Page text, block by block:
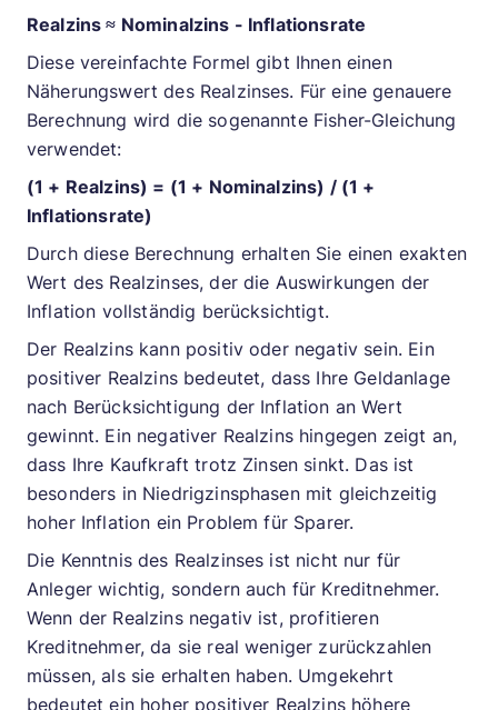
Realzins ≈ Nominalzins - Inflationsrate
Diese vereinfachte Formel gibt Ihnen einen
Näherungswert des Realzinses. Für eine genauere
Berechnung wird die sogenannte Fisher-Gleichung
verwendet:
(1 + Realzins) = (1 + Nominalzins) / (1 +
Inflationsrate)
Durch diese Berechnung erhalten Sie einen exakten
Wert des Realzinses, der die Auswirkungen der
Inflation vollständig berücksichtigt.
Der Realzins kann positiv oder negativ sein. Ein
positiver Realzins bedeutet, dass Ihre Geldanlage
nach Berücksichtigung der Inflation an Wert
gewinnt. Ein negativer Realzins hingegen zeigt an,
dass Ihre Kaufkraft trotz Zinsen sinkt. Das ist
besonders in Niedrigzinsphasen mit gleichzeitig
hoher Inflation ein Problem für Sparer.
Die Kenntnis des Realzinses ist nicht nur für
Anleger wichtig, sondern auch für Kreditnehmer.
Wenn der Realzins negativ ist, profitieren
Kreditnehmer, da sie real weniger zurückzahlen
müssen, als sie erhalten haben. Umgekehrt
bedeutet ein hoher positiver Realzins höhere